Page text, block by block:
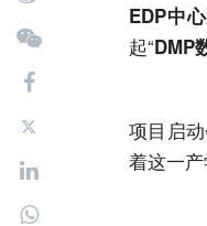
EDP中心
起“DMP
项目启
着这一